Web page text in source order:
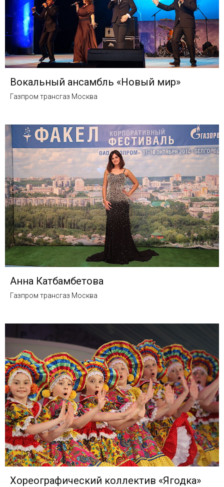
Вокальный ансамбль «Новый мир»
Газпром трансгаз Москва
Анна Катбамбетова
Газпром трансгаз Москва
Хореографический коллектив «Ягодка»